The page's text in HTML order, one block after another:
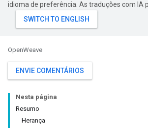
idioma de preferência. As traduções com IA
OpenWeave
ENVIE COMENTÁRIOS
Nesta página
Resumo
Herança